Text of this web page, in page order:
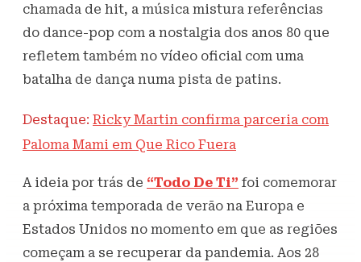
chamada de hit, a música mistura referências
do dance-pop com a nostalgia dos anos 80 que
refletem também no vídeo oficial com uma
batalha de dança numa pista de patins.
Destaque: Ricky Martin confirma parceria com
Paloma Mami em Que Rico Fuera
A ideia por trás de “Todo De Ti” foi comemorar
a próxima temporada de verão na Europa e
Estados Unidos no momento em que as regiões
começam a se recuperar da pandemia. Aos 28